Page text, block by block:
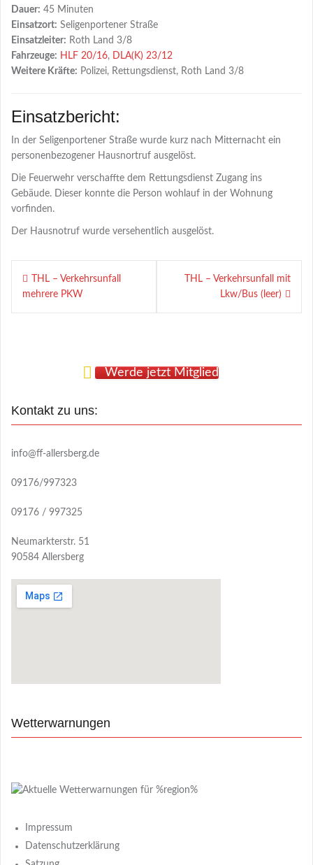
Dauer: 45 Minuten
Einsatzort: Seligenportener Straße
Einsatzleiter: Roth Land 3/8
Fahrzeuge: HLF 20/16, DLA(K) 23/12
Weitere Kräfte: Polizei, Rettungsdienst, Roth Land 3/8
Einsatzbericht:
In der Seligenportener Straße wurde kurz nach Mitternacht ein
personenbezogener Hausnortruf ausgelöst.
Die Feuerwehr verschaffte dem Rettungsdienst Zugang ins
Gebäude. Dieser konnte die Person wohlauf in der Wohnung
vorfinden.
Der Hausnotruf wurde versehentlich ausgelöst.
Beitragsnavigation
THL – Verkehrsunfall
mehrere PKW
THL – Verkehrsunfall mit
Lkw/Bus (leer)
Werde jetzt Mitglied
Kontakt zu uns:
info@ff-allersberg.de
09176/997323
09176 / 997325
Neumarkterstr. 51
90584 Allersberg
Wetterwarnungen
Impressum
Datenschutzerklärung